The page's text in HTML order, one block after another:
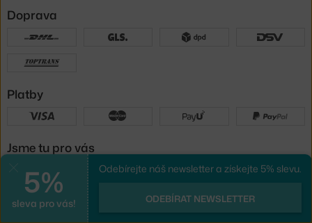
5%
sleva pro vás!
Odebírejte náš newsletter a získejte 5% slevu.
ODEBÍRAT NEWSLETTER
Doprava
Platby
Jsme tu pro vás
e-shop na míruod